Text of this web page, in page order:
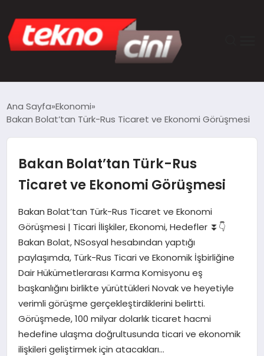
GÜNCEL
YAŞAM
SAĞLIK
DÜNYA
MAGAZIN
Ana Sayfa Ekonomi
Bakan Bolat’tan Türk-Rus Ticaret ve Ekonomi Görüşmesi
Bakan Bolat’tan Türk-Rus
Ticaret ve Ekonomi Görüşmesi
Bakan Bolat’tan Türk-Rus Ticaret ve Ekonomi
Görüşmesi | Ticari İlişkiler, Ekonomi, Hedefler ⏬👇
Bakan Bolat, NSosyal hesabından yaptığı
paylaşımda, Türk-Rus Ticari ve Ekonomik İşbirliğine
Dair Hükümetlerarası Karma Komisyonu eş
başkanlığını birlikte yürüttükleri Novak ve heyetiyle
verimli görüşme gerçekleştirdiklerini belirtti.
Görüşmede, 100 milyar dolarlık ticaret hacmi
hedefine ulaşma doğrultusunda ticari ve ekonomik
ilişkileri geliştirmek için atacakları…